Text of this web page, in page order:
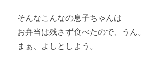
そんなこんなの息子ちゃんは
お弁当は残さず食べたので、うん。
まぁ、よしとしよう。